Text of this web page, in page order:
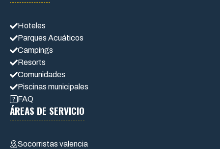
Hoteles
Parques Acuáticos
Campings
Resorts
Comunidades
Piscinas municipales
FAQ
ÁREAS DE SERVICIO
Socorristas valencia